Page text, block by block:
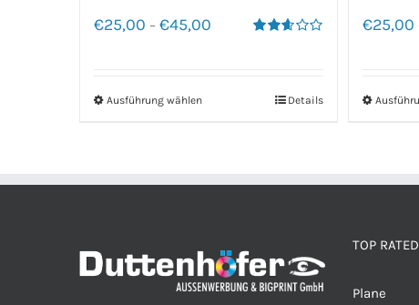
€25,00 – €45,00
Ausführung wählen Details
€25,00
TOP
Plane